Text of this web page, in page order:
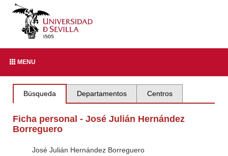
MENU
Búsqueda Departamentos Centros
Ficha personal - José Julián Hernández
Borreguero
José Julián Hernández Borreguero